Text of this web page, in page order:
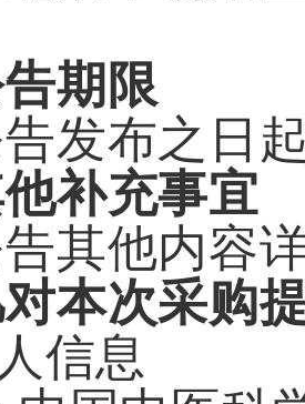
期限
发布之日
补充事宜
其他内容
本次采购
信息